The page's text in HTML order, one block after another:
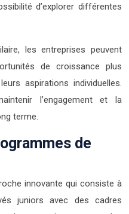
d’explorer différentes
les entreprises peuvent
de croissance plus
aspirations individuelles.
l’engagement et la
terme.
de
innovante qui consiste à
juniors avec des cadres